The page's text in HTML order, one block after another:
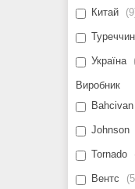
Китай
9
Україна
Виробник
Johnson
Tornado
Вентс 5